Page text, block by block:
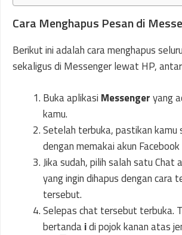
Cara Menghapus Pesan di
Berikut ini adalah cara menghapus
sekaligus di Messenger lewat HP,
Buka aplikasi Messengeryang
kamu.
Setelah terbuka, pastikan kamu
dengan memakai akun Facebook
Jika sudah, pilih salah satu Chat
yang ingin dihapus dengan cara
tersebut.
Selepas chat tersebut terbuka.
bertandaidi pojok kanan atas